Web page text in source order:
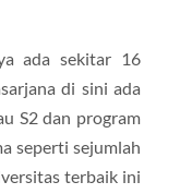
ada sekitar 16
di sini ada
S2 dan program
seperti sejumlah
terbaik ini